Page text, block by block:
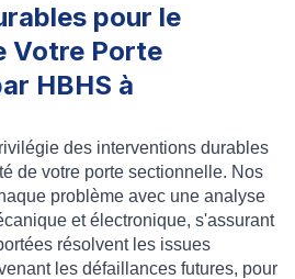
pour le
Votre Porte
HBHS à
des interventions durables
de votre porte sectionnelle. Nos
problème avec une analyse
et électronique, s'assurant
résolvent les issues
les défaillances futures, pour